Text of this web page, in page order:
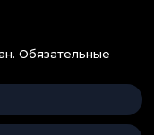
Обязательные